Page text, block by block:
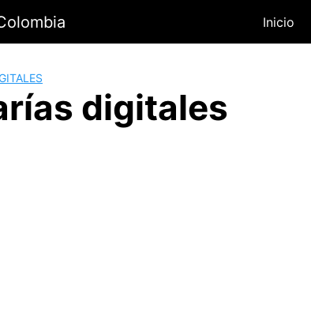
Inicio
digitales